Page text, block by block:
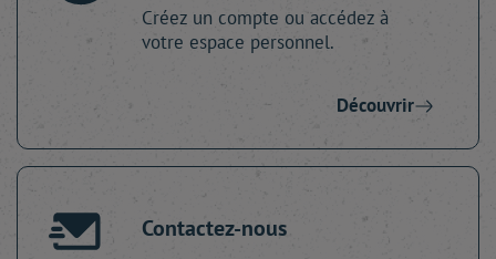
Créez un compte ou accédez à
votre espace personnel.
Découvrir
Contactez-nous